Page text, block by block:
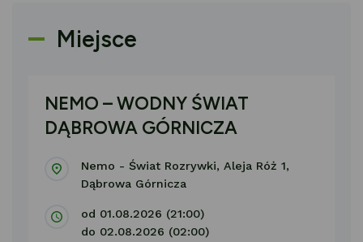
Miejsce
NEMO – WODNY ŚWIAT
DĄBROWA GÓRNICZA
Nemo - Świat Rozrywki, Aleja Róż 1,
Dąbrowa Górnicza
od 01.08.2026 (21:00)
do 02.08.2026 (02:00)